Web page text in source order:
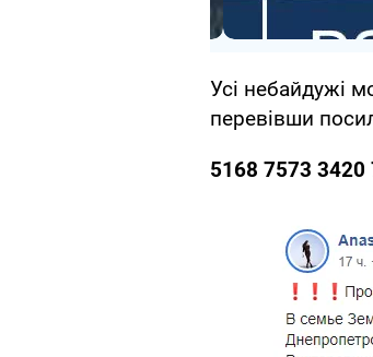
Усі небайдужі
перевівши
5168 7573 3420